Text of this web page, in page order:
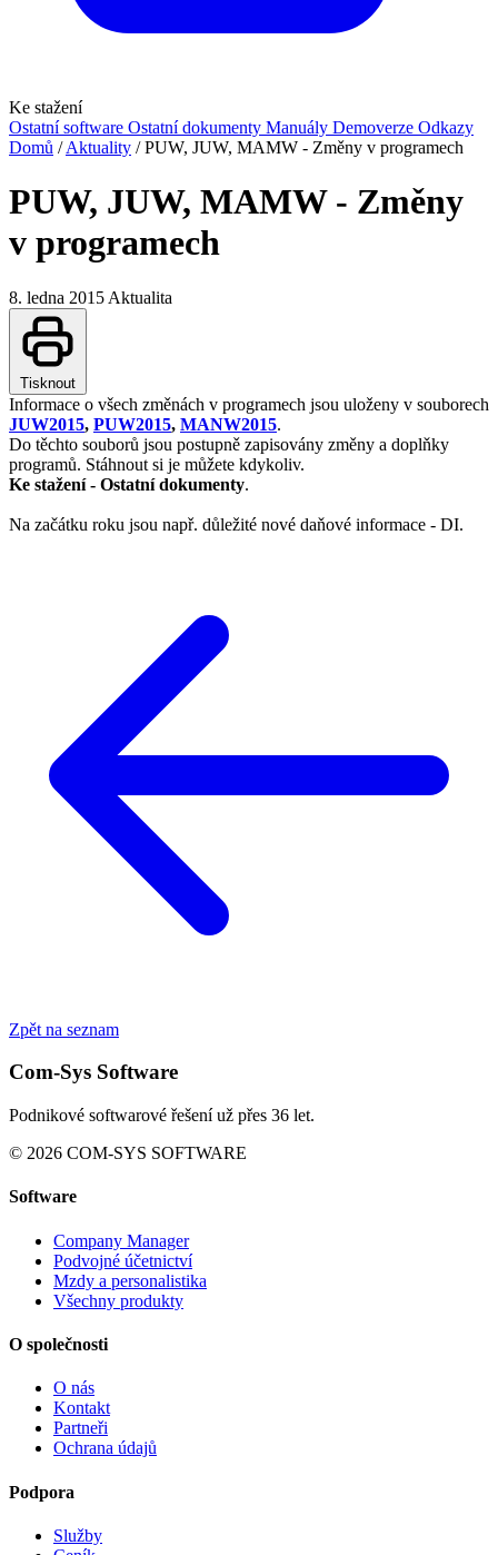
Ke stažení
Ostatní software Ostatní dokumenty Manuály Demoverze Odkazy
Domů / Aktuality / PUW, JUW, MAMW - Změny v programech
PUW, JUW, MAMW - Změny
v programech
8. ledna 2015 Aktualita
Tisknout
Informace o všech změnách v programech jsou uloženy v souborech
JUW2015, PUW2015, MANW2015.
Do těchto souborů jsou postupně zapisovány změny a doplňky
programů. Stáhnout si je můžete kdykoliv.
Ke stažení - Ostatní dokumenty.
Na začátku roku jsou např. důležité nové daňové informace - DI.
Zpět na seznam
Com-Sys Software
Podnikové softwarové řešení už přes 36 let.
© 2026 COM-SYS SOFTWARE
Software
Company Manager
Podvojné účetnictví
Mzdy a personalistika
Všechny produkty
O společnosti
O nás
Kontakt
Partneři
Ochrana údajů
Podpora
Služby